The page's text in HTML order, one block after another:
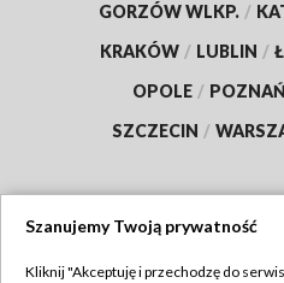
GORZÓW WLKP. /
KRAKÓW / LUBLIN /
OPOLE / POZNAŃ
SZCZECIN /
Szanujemy Twoją prywatność
Kliknij "Akceptuję i przechodzę do